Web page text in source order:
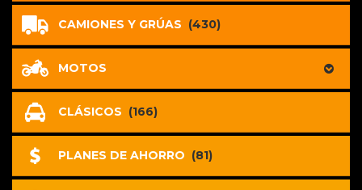
CAMIONES Y GRÚAS (430)
MOTOS
CLÁSICOS (166)
PLANES DE AHORRO (81)